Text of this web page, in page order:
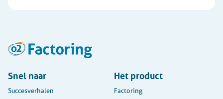
Snel naar
Succesverhalen
Het product
Factoring